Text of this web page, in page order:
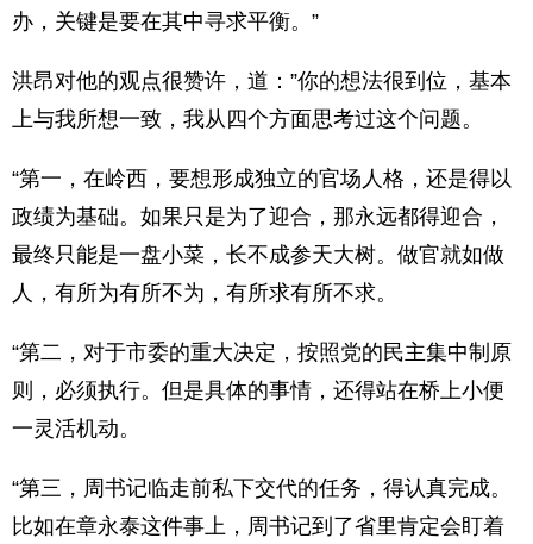
办，关键是要在其中寻求平衡。”
洪昂对他的观点很赞许，道：”你的想法很到位，基本
上与我所想一致，我从四个方面思考过这个问题。
“第一，在岭西，要想形成独立的官场人格，还是得以
政绩为基础。如果只是为了迎合，那永远都得迎合，
最终只能是一盘小菜，长不成参天大树。做官就如做
人，有所为有所不为，有所求有所不求。
“第二，对于市委的重大决定，按照党的民主集中制原
则，必须执行。但是具体的事情，还得站在桥上小便
一灵活机动。
“第三，周书记临走前私下交代的任务，得认真完成。
比如在章永泰这件事上，周书记到了省里肯定会盯着